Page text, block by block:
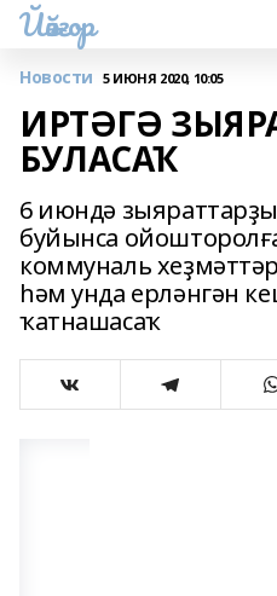
Йәйғор
Новости 5 ИЮНЯ 2020, 10:05
ИРТӘГӘ
БУЛАСАҠ
6 июндә
буйынса
коммуналь
һәм унда ерләнгән
ҡатнашасаҡ